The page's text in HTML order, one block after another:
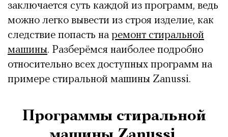
заключается суть каждой из программ, ведь
можно легко вывести из строя изделие, как
следствие попасть на ремонт стиральной
машины. Разберёмся наиболее подробно
относительно всех доступных программ на
примере стиральной машины Zanussi.
Программы стиральной